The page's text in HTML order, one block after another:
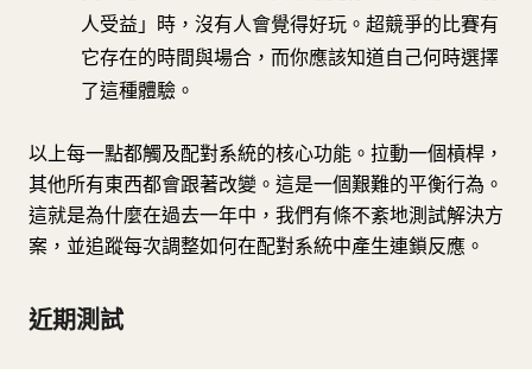
人受益」時，沒有人會覺得好玩。超競爭的比賽有
它存在的時間與場合，而你應該知道自己何時選擇
了這種體驗。
以上每一點都觸及配對系統的核心功能。拉動一個槓桿，
其他所有東西都會跟著改變。這是一個艱難的平衡行為。
這就是為什麼在過去一年中，我們有條不紊地測試解決方
案，並追蹤每次調整如何在配對系統中產生連鎖反應。
近期測試